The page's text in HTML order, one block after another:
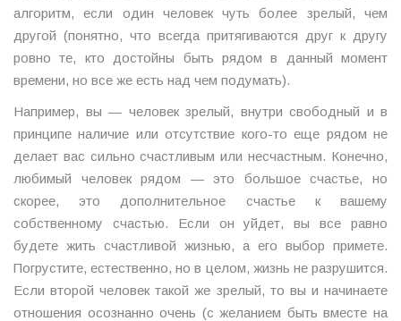
алгоритм, если один человек чуть более зрелый, чем
другой (понятно, что всегда притягиваются друг к другу
ровно те, кто достойны быть рядом в данный момент
времени, но все же есть над чем подумать).
Например, вы — человек зрелый, внутри свободный и в
принципе наличие или отсутствие кого-то еще рядом не
делает вас сильно счастливым или несчастным. Конечно,
любимый человек рядом — это большое счастье, но
скорее, это дополнительное счастье к вашему
собственному счастью. Если он уйдет, вы все равно
будете жить счастливой жизнью, а его выбор примете.
Погрустите, естественно, но в целом, жизнь не разрушится.
Если второй человек такой же зрелый, то вы и начинаете
отношения осознанно очень (с желанием быть вместе на